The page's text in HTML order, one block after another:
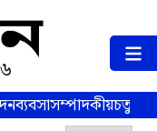
ব্যবসাসম্পাদকীয়